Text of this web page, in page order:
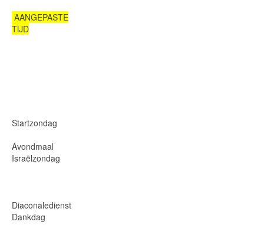
AANGEPASTE
TIJD
Startzondag
Avondmaal
Israëlzondag
Diaconaledienst
Dankdag